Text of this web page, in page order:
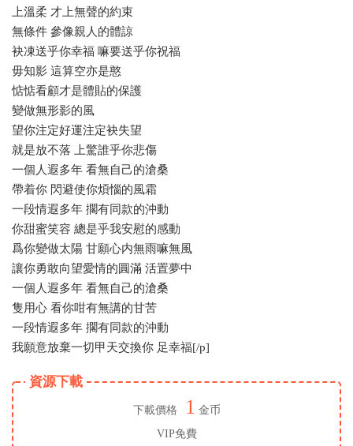
上溫柔 才上無聲的約束
無條件 參像親人的體諒
袂凍送乎你幸福 嘛要送乎你祝福
毋知影 這算空亦是憨
惦惦看顧才是體貼的保護
變做無形影的風
望你注定好運注定袂失望
就是放不落 上驚誰乎你悲傷
一個人遐多年 看無自己的滄桑
帶着你 閃避使你煩惱的風霜
一段情遐多年 擱有同款的沖動
你甜蜜笑容 總是乎我安慰的感動
爲你變做太陽 甘願心内無雨嘛無風
讓你勇敢向望愛情的圓滿 活置夢中
一個人遐多年 看無自己的滄桑
隻用心 看你咁有無講的甘苦
一段情遐多年 擱有同款的沖動
我願意放棄一切甲天交換你 足幸福[/p]
資源下載
下載價格 1 金币
VIP免費